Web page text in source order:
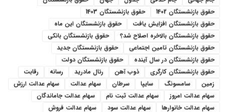
حقوق بازنشستگان 1402
حقوق بازنشستگان 1403
حقوق بازنشستگان افزایش یافت
حقوق بازنشستگان این ماه
حقوق بازنشستگان بالاخره اصلاح شد؟
حقوق بازنشستگان بانکی
حقوق بازنشستگان تامین اجتماعی
حقوق بازنشستگان جدید
حقوق بازنشستگان در سال آینده
حقوق بازنشستگان دولت
حقوق بازنشستگان کارگری
ذوب آهن رئال مادرید رسانه
رقابت
زمین
سامسونگ سایپا سرطان سهام عدالت
سهام عدالت ارزش
سهام عدالت امروز
سهام عدالت ثبت نام
سهام عدالت جاماندگان
سهام عدالت خانوارها
سهام عدالت سود
سهام عدالت فروش